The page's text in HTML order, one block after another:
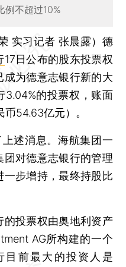
例不超过10%
实习记者 张晨露） 德
17日公布的股东投票权
成为德意志银行新的大
3.04%的投票权，账面
54.63亿元）。
述消息。海航集团一
对德意志银行的管理
步增持，最终持股比
投票权由奥地利资产
AG所构建的一个
目前最大的投资人是